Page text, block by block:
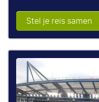
Stel je reis samen